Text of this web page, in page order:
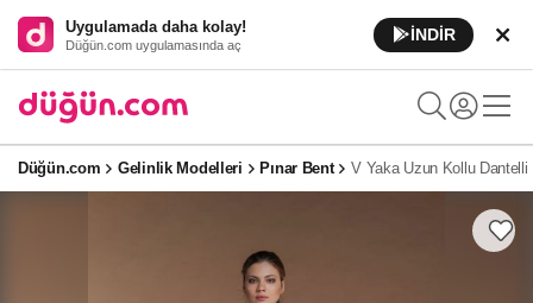
Uygulamada daha kolay!
Düğün.com uygulamasında aç
İNDİR
Düğün.com Gelinlik Modelleri Pınar Bent V Yaka Uzun Kollu Dantelli